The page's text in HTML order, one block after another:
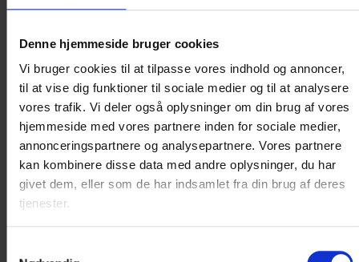
Denne hjemmeside bruger cookies
Vi bruger cookies til at tilpasse vores indhold og annoncer,
til at vise dig funktioner til sociale medier og til at analysere
vores trafik. Vi deler også oplysninger om din brug af vores
hjemmeside med vores partnere inden for sociale medier,
annonceringspartnere og analysepartnere. Vores partnere
kan kombinere disse data med andre oplysninger, du har
givet dem, eller som de har indsamlet fra din brug af deres
tjenester.